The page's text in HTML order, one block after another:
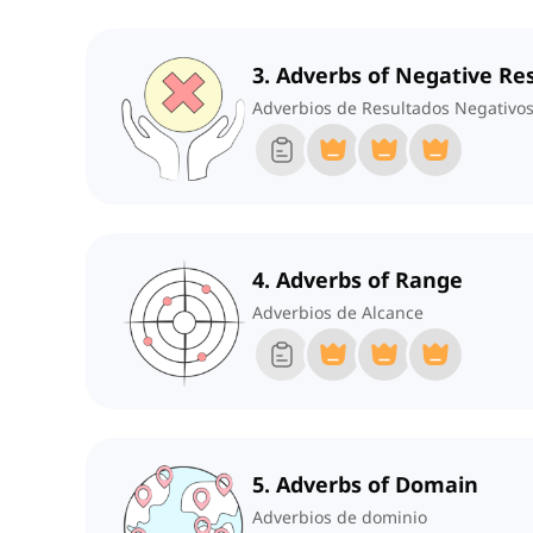
3. Adverbs of Negative
Adverbios de Resultados Negativos
4. Adverbs of Range
Adverbios de Alcance
5. Adverbs of Domain
Adverbios de dominio